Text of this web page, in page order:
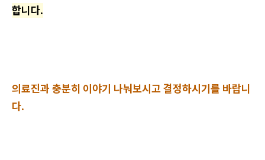
합니다.
의료진과 충분히 이야기 나눠보시고 결정하시기를 바랍니
다.